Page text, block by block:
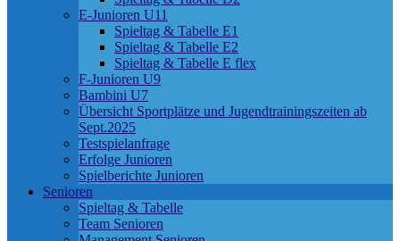
E-Junioren U11
Spieltag & Tabelle E1
Spieltag & Tabelle E2
Spieltag & Tabelle E flex
F-Junioren U9
Bambini U7
Übersicht Sportplätze und Jugendtrainingszeiten ab
Sept.2025
Testspielanfrage
Erfolge Junioren
Spielberichte Junioren
Senioren
Spieltag & Tabelle
Team Senioren